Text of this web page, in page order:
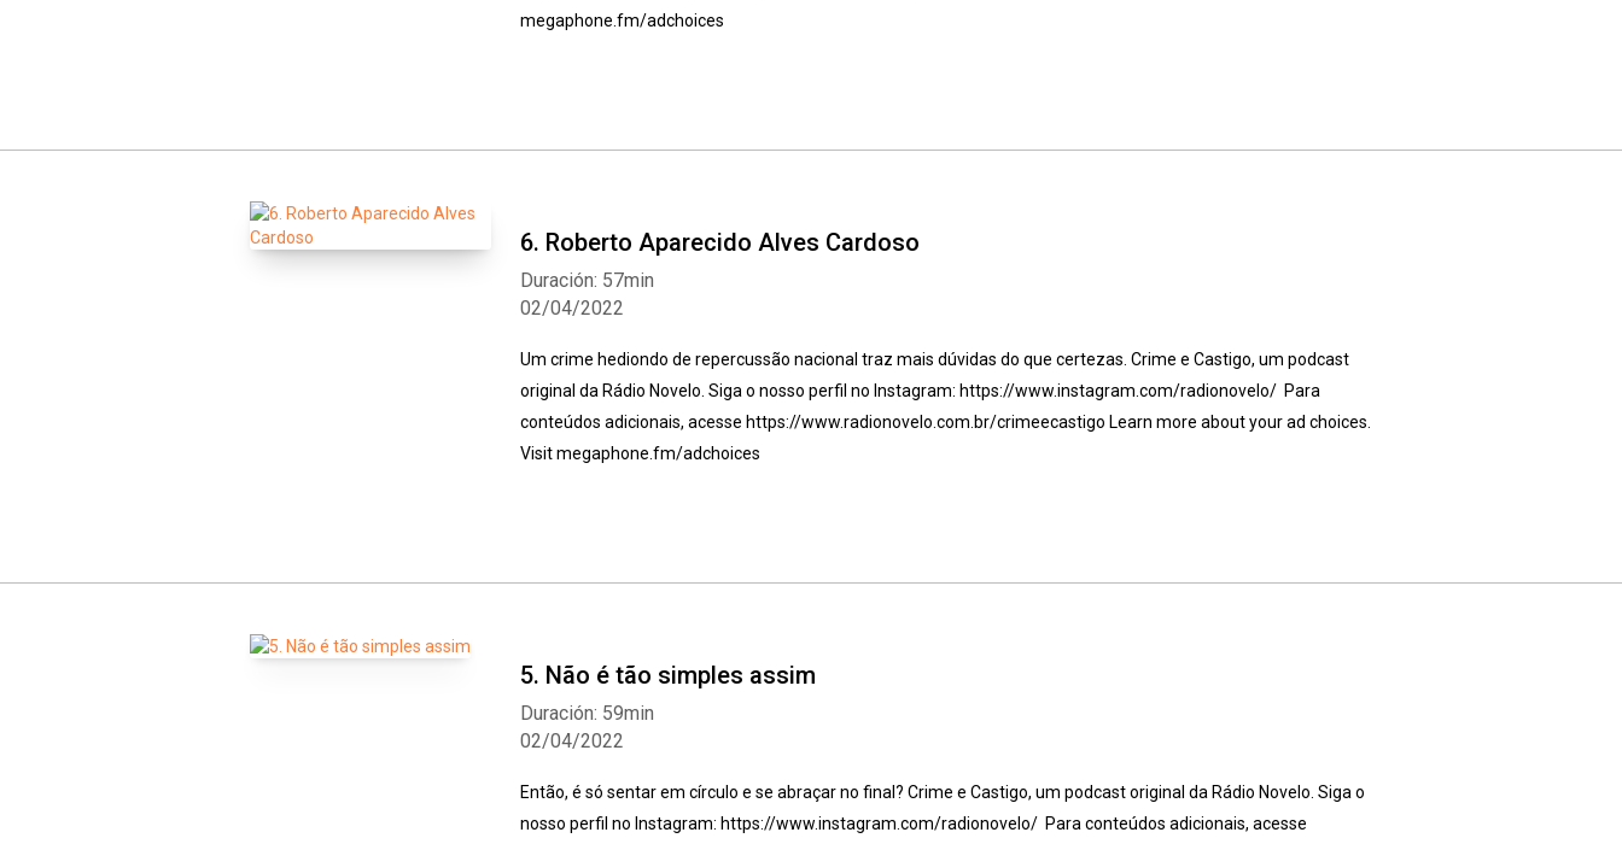
megaphone.fm/adchoices
6. Roberto Aparecido Alves Cardoso
02/04/2022
Duración: 57min
Um crime hediondo de repercussão nacional traz mais dúvidas do que certezas. Crime e Castigo, um podcast
original da Rádio Novelo. Siga o nosso perfil no Instagram: https://www.instagram.com/radionovelo/ Para
conteúdos adicionais, acesse https://www.radionovelo.com.br/crimeecastigo Learn more about your ad choices.
Visit megaphone.fm/adchoices
5. Não é tão simples assim
02/04/2022
Duración: 59min
Então, é só sentar em círculo e se abraçar no final? Crime e Castigo, um podcast original da Rádio Novelo. Siga o
nosso perfil no Instagram: https://www.instagram.com/radionovelo/ Para conteúdos adicionais, acesse